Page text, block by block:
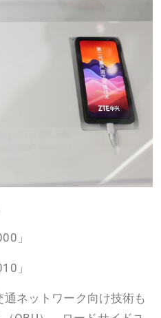
」
」
ネットワーク向け技術も